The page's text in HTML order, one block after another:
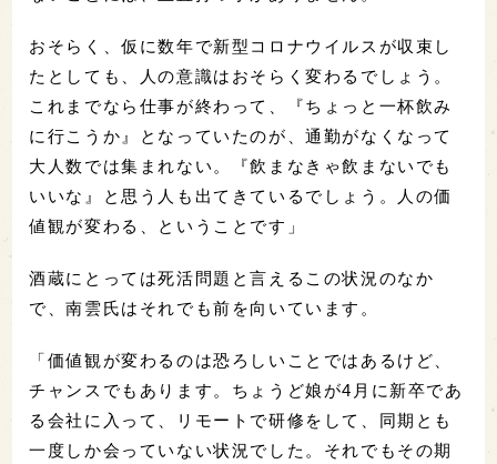
おそらく、仮に数年で新型コロナウイルスが収束し
たとしても、人の意識はおそらく変わるでしょう。
これまでなら仕事が終わって、『ちょっと一杯飲み
に行こうか』となっていたのが、通勤がなくなって
大人数では集まれない。『飲まなきゃ飲まないでも
いいな』と思う人も出てきているでしょう。人の価
値観が変わる、ということです」
酒蔵にとっては死活問題と言えるこの状況のなか
で、南雲氏はそれでも前を向いています。
「価値観が変わるのは恐ろしいことではあるけど、
チャンスでもあります。ちょうど娘が4月に新卒であ
る会社に入って、リモートで研修をして、同期とも
一度しか会っていない状況でした。それでもその期